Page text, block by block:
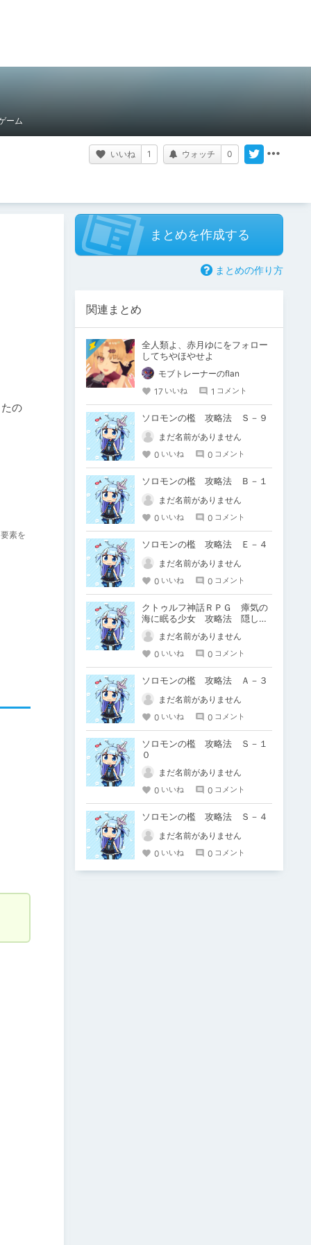
ーム
いいね 1 ウォッチ 0
の
素を
まとめを作成する
まとめの作り方
関連まとめ
全人類よ、赤月ゆにをフォロー
してちやほやせよ
モブトレーナーのflan
17 いいね 1 コメント
ソロモンの檻 攻略法 Ｓ－９
まだ名前がありません
0 いいね 0 コメント
ソロモンの檻 攻略法 Ｂ－１
まだ名前がありません
0 いいね 0 コメント
ソロモンの檻 攻略法 Ｅ－４
まだ名前がありません
0 いいね 0 コメント
クトゥルフ神話ＲＰＧ 瘴気の
海に眠る少女 攻略法 隠しボ
ス討伐編
まだ名前がありません
0 いいね 0 コメント
ソロモンの檻 攻略法 Ａ－３
まだ名前がありません
0 いいね 0 コメント
ソロモンの檻 攻略法 Ｓ－１
０
まだ名前がありません
0 いいね 0 コメント
ソロモンの檻 攻略法 Ｓ－４
まだ名前がありません
0 いいね 0 コメント